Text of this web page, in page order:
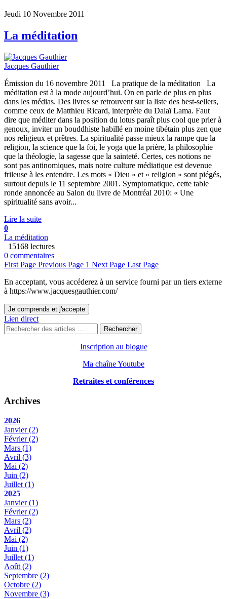
Jeudi 10 Novembre 2011
La méditation
Jacques Gauthier
Émission du 16 novembre 2011 La pratique de la méditation La
méditation est à la mode aujourd’hui. On en parle de plus en plus
dans les médias. Des livres se retrouvent sur la liste des best-sellers,
comme ceux de Matthieu Ricard, interprète du Dalaï Lama. Faut
dire que méditer dans la position du lotus paraît plus cool que prier à
genoux, inviter un bouddhiste habillé en moine tibétain plus zen que
nos religieux et prêtres. La spiritualité passe mieux la rampe que la
religion, la science que la foi, le yoga que la prière, la philosophie
que la théologie, la sagesse que la sainteté. Certes, ces notions ne
sont pas antinomiques, mais notre culture médiatique est devenue
frileuse à les entendre. Les mots « Dieu » et « religion » sont piégés,
surtout depuis le 11 septembre 2001. Symptomatique, cette table
ronde annoncée au Salon du livre de Montréal 2010: « Une
spiritualité sans avoir...
Lire la suite
0
La méditation
15168 lectures
0 commentaires
First Page Previous Page 1 Next Page Last Page
En acceptant, vous accéderez à un service fourni par un tiers externe
à https://www.jacquesgauthier.com/
Je comprends et j'accepte
Lien direct
Rechercher
Inscription au blogue
Ma chaîne Youtube
Retraites et conférences
Archives
2026
Janvier(2)
Février(2)
Mars (1)
Avril (3)
Mai (2)
Juin (2)
Juillet (1)
2025
Janvier(1)
Février(2)
Mars (2)
Avril (2)
Mai (2)
Juin (1)
Juillet (1)
Août (2)
Septembre (2)
Octobre (2)
Novembre (3)